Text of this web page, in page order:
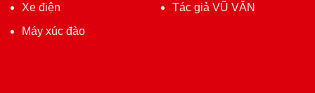
Xe điện
Máy xúc đào
Tác giả VŨ VĂN